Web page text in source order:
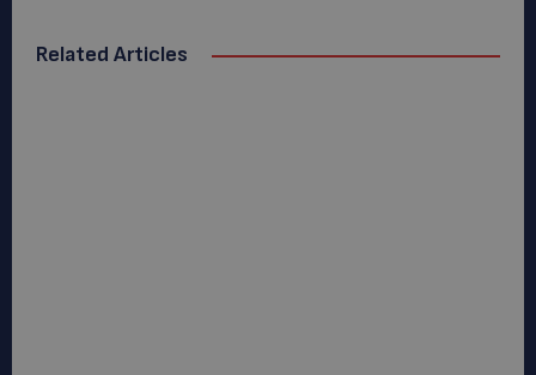
Related Articles